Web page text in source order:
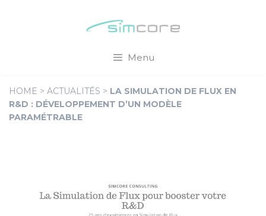
Menu
HOME > ACTUALITÉS > LA SIMULATION DE FLUX EN
R&D : DÉVELOPPEMENT D’UN MODÈLE
PARAMÉTRABLE